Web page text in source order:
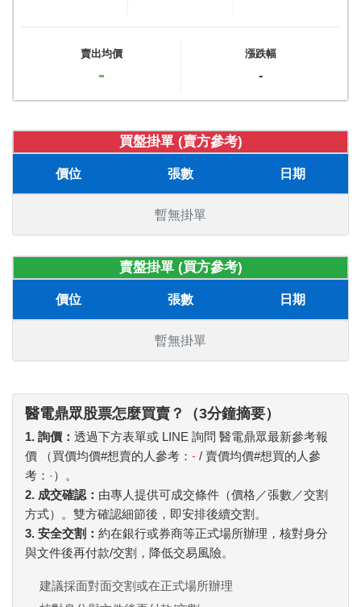
賣出均價
-
漲跌幅
-
買盤掛單 (賣方參考)
價位 張數 日期
暫無掛單
賣盤掛單 (買方參考)
價位 張數 日期
暫無掛單
醫電鼎眾股票怎麼買賣？（3分鐘摘要）
1. 詢價： 透過下方表單或 LINE 詢問 醫電鼎眾最新參考報
價 （買價均價#想賣的人參考： - / 賣價均價#想買的人參
考： -）。
2. 成交確認： 由專人提供可成交條件（價格／張數／交割
方式）。雙方確認細節後，即安排後續交割。
3. 安全交割： 約在銀行或券商等正式場所辦理，核對身分
與文件後再付款/交割，降低交易風險。
建議採面對面交割或在正式場所辦理